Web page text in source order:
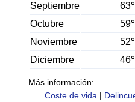
Septiembre
Octubre
Noviembre
Diciembre
Más información:
Coste de vida |